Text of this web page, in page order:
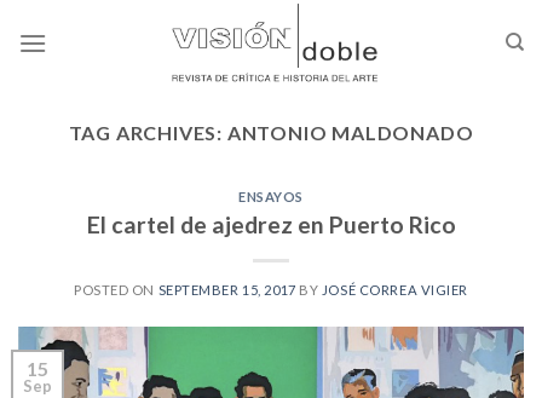
TAG ARCHIVES: ANTONIO MALDONADO
ENSAYOS
El cartel de ajedrez en Puerto Rico
POSTED ON SEPTEMBER 15, 2017 BY JOSÉ CORREA VIGIER
15
Sep